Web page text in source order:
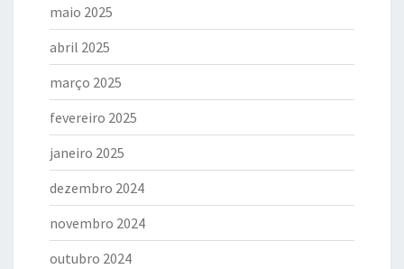
maio 2025
abril 2025
março 2025
fevereiro 2025
janeiro 2025
dezembro 2024
novembro 2024
outubro 2024